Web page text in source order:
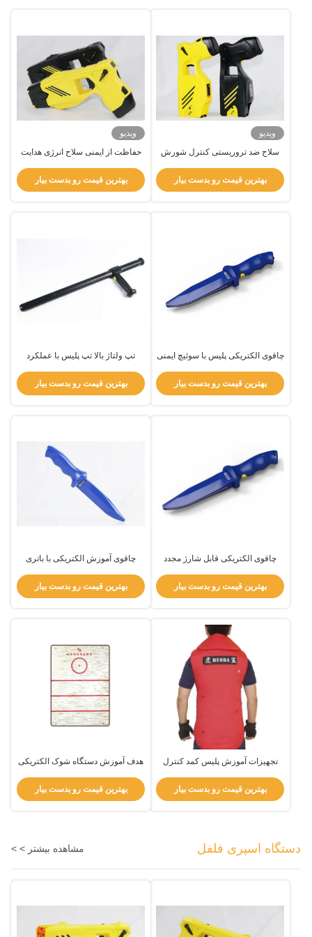
ویدیو
سلاح ضد تروریستی کنترل شورش
5 متر
بهترین قیمت رو بدست بیار
ویدیو
حفاظت از ایمنی سلاح انرژی هدایت
برابر آب
بهترین قیمت رو بدست بیار
چاقوی الکتریکی پلیس با سوئیچ ایمنی
بهترین قیمت رو بدست بیار
تپ ولتاژ بالا تپ پلیس با عملکرد
بهترین قیمت رو بدست بیار
چاقوی الکتریکی قابل شارژ مجدد
بهترین قیمت رو بدست بیار
چاقوی آموزش الکتریکی با باتری
بهترین قیمت رو بدست بیار
تجهیزات آموزش پلیس کمد کنترل
جلوگیری از آسیب پوست
بهترین قیمت رو بدست بیار
هدف آموزش دستگاه شوک الکتریکی
الکتریکی
بهترین قیمت رو بدست بیار
دستگاه اسپری فلفل مشاهده بیشتر > >